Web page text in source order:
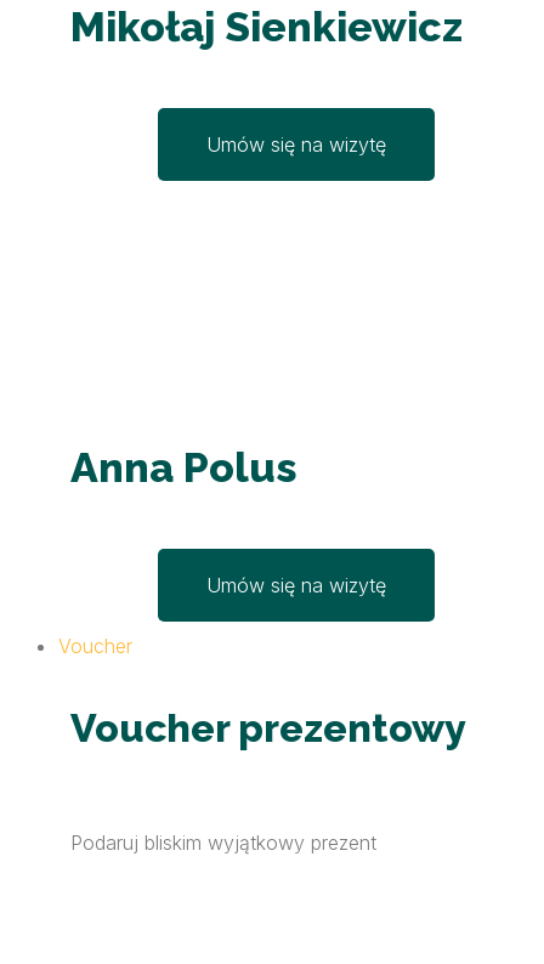
Mikołaj Sienkiewicz
Umów się na wizytę
Anna Polus
Umów się na wizytę
Voucher
Voucher prezentowy
Podaruj bliskim wyjątkowy prezent